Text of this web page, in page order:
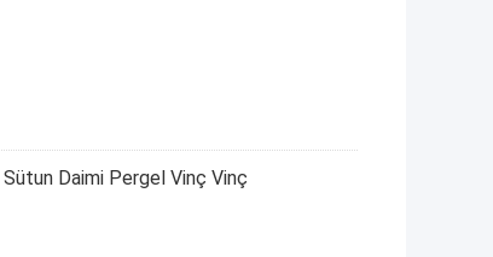
Daimi Pergel Vinç Vinç